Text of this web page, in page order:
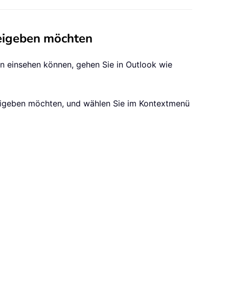
möchten
einsehen können, gehen Sie in Outlook wie
möchten, und wählen Sie im Kontextmenü